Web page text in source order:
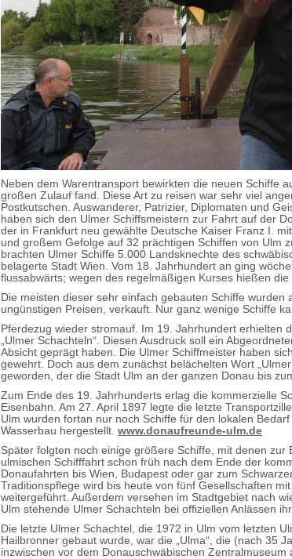
Neben dem Warentransport bewirkten die neuen Schiffe
großen Zulauf fand. Diese Art zu reisen war sehr viel
Postkutschen. Auswanderer, Patrizier, Diplomaten und
haben sich den Ulmer Schiffsmeistern zur Fahrt auf der
der in Frankfurt neu gewählte Deutsche Kaiser Franz I.
und großem Gefolge auf 32 prächtigen Schiffen von Ulm
brachten Ulmer Schiffe 5.000 Landsknechte des
belagerte Stadt Wien. Vom 18. Jahrhundert an ging
flussabwärts; wegen des regelmäßigen Kurses hießen die
Die meisten dieser sehr einfach gebauten Schiffe wurden
ungünstigen Preisen, verkauft. Nur ganz wenige Schiffe
Pferdezug wieder stromauf. Im 19. Jahrhundert erhielten
„Ulmer Schachteln“. Diesen Ausdruck soll ein
Absicht geprägt haben. Die Ulmer Schiffmeister haben
gewehrt. Doch aus dem zunächst belächelten Wort
geworden, der die Stadt Ulm an der ganzen Donau bis
Zum Ende des 19. Jahrhunderts erlag die kommerzielle
Eisenbahn. Am 27. April 1897 legte die letzte
Ulm wurden fortan nur noch Schiffe für den lokalen
Wasserbau hergestellt. www.donaufreunde-ulm.de
Später folgten noch einige größere Schiffe, mit denen zur
ulmischen Schifffahrt schon früh nach dem Ende der
Donaufahrten bis Wien, Budapest oder gar zum
Traditionspflege wird bis heute von fünf Gesellschaften
weitergeführt. Außerdem versehen im Stadtgebiet nach
Ulm stehende Ulmer Schachteln bei offiziellen Anlässen
Die letzte Ulmer Schachtel, die 1972 in Ulm vom letzten
Hailbronner gebaut wurde, war die „Ulma“, die (nach 35
inzwischen vor dem Donauschwäbischen Zentralmuseum